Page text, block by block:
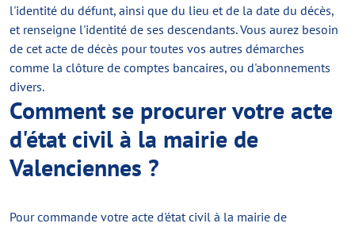
l'identité du défunt, ainsi que du lieu et de la date du décès,
et renseigne l'identité de ses descendants. Vous aurez besoin
de cet acte de décès pour toutes vos autres démarches
comme la clôture de comptes bancaires, ou d'abonnements
divers.
Comment se procurer votre acte
d'état civil à la mairie de
Valenciennes ?
Pour commande votre acte d'état civil à la mairie de